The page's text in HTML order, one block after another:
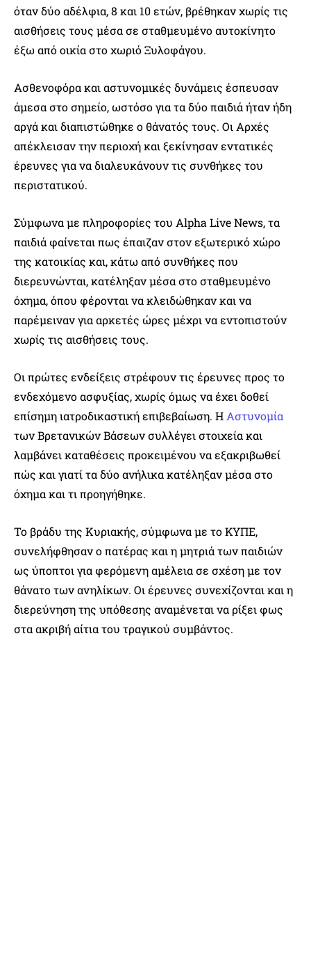
όταν δύο αδέλφια, 8 και 10 ετών, βρέθηκαν χωρίς τις
αισθήσεις τους μέσα σε σταθμευμένο αυτοκίνητο
έξω από οικία στο χωριό Ξυλοφάγου.
Ασθενοφόρα και αστυνομικές δυνάμεις έσπευσαν
άμεσα στο σημείο, ωστόσο για τα δύο παιδιά ήταν ήδη
αργά και διαπιστώθηκε ο θάνατός τους. Οι Αρχές
απέκλεισαν την περιοχή και ξεκίνησαν εντατικές
έρευνες για να διαλευκάνουν τις συνθήκες του
περιστατικού.
Σύμφωνα με πληροφορίες του Alpha Live News, τα
παιδιά φαίνεται πως έπαιζαν στον εξωτερικό χώρο
της κατοικίας και, κάτω από συνθήκες που
διερευνώνται, κατέληξαν μέσα στο σταθμευμένο
όχημα, όπου φέρονται να κλειδώθηκαν και να
παρέμειναν για αρκετές ώρες μέχρι να εντοπιστούν
χωρίς τις αισθήσεις τους.
Οι πρώτες ενδείξεις στρέφουν τις έρευνες προς το
ενδεχόμενο ασφυξίας, χωρίς όμως να έχει δοθεί
επίσημη ιατροδικαστική επιβεβαίωση. Η Αστυνομία
των Βρετανικών Βάσεων συλλέγει στοιχεία και
λαμβάνει καταθέσεις προκειμένου να εξακριβωθεί
πώς και γιατί τα δύο ανήλικα κατέληξαν μέσα στο
όχημα και τι προηγήθηκε.
Το βράδυ της Κυριακής, σύμφωνα με το ΚΥΠΕ,
συνελήφθησαν ο πατέρας και η μητριά των παιδιών
ως ύποπτοι για φερόμενη αμέλεια σε σχέση με τον
θάνατο των ανηλίκων. Οι έρευνες συνεχίζονται και η
διερεύνηση της υπόθεσης αναμένεται να ρίξει φως
στα ακριβή αίτια του τραγικού συμβάντος.